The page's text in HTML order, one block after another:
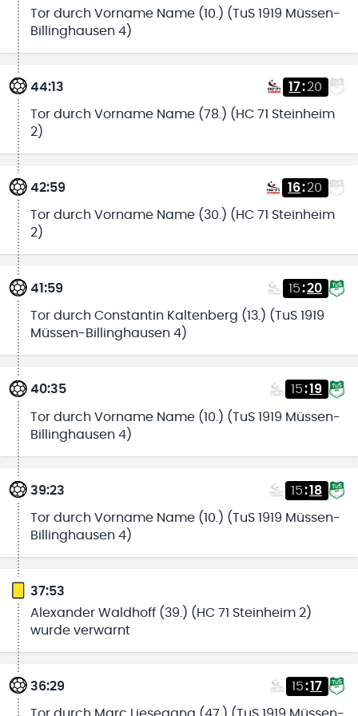
Tor durch Vorname Name (10.) (TuS 1919 Müssen-
Billinghausen 4)
44:13 17:20
Tor durch Vorname Name (78.) (HC 71 Steinheim
2)
42:59 16:20
Tor durch Vorname Name (30.) (HC 71 Steinheim
2)
41:59 15:20
Tor durch Constantin Kaltenberg (13.) (TuS 1919
Müssen-Billinghausen 4)
40:35 15:19
Tor durch Vorname Name (10.) (TuS 1919 Müssen-
Billinghausen 4)
39:23 15:18
Tor durch Vorname Name (10.) (TuS 1919 Müssen-
Billinghausen 4)
37:53
Alexander Waldhoff (39.) (HC 71 Steinheim 2)
wurde verwarnt
36:29 15:17